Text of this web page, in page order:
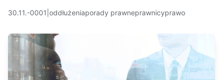
30.11.-0001 oddłużeniaporady prawneprawnicyprawo